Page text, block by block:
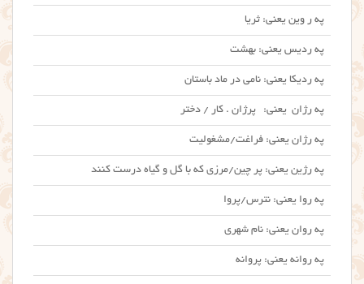
په ر وین یعنی: ثریا
په ردیس یعنی: بهشت
په ردیکا یعنی: نامی در ماد باستان
په رژان یعنی: پرژان . کار / دختر
په رژان یعنی: فراغت/مشغولیت
په رژین یعنی: پر چین/مرزی که با گل و گیاه درست کنند
په روا یعنی: نترس/پروا
په روان یعنی: نام شهری
په روانه یعنی: پروانه